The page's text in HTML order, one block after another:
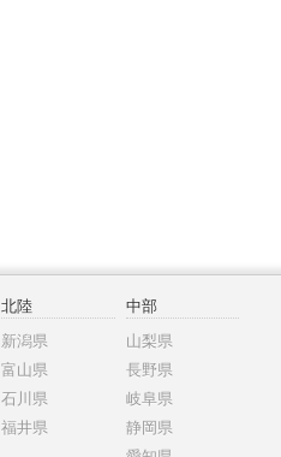
北陸
新潟県
富山県
石川県
福井県
中部
山梨県
長野県
岐阜県
静岡県